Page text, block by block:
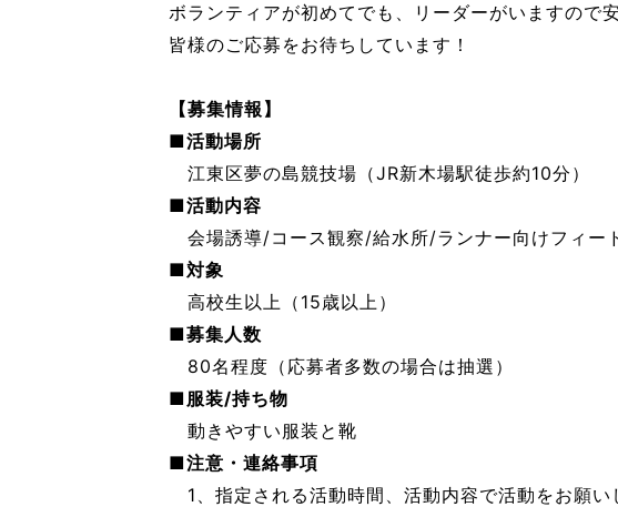
ボランティアが初めてでも、リーダーがいますので
皆様のご応募をお待ちしています！
【募集情報】
■活動場所
江東区夢の島競技場（JR新木場駅徒歩約10分）
■活動内容
会場誘導/コース観察/給水所/ランナー向けフィー
■対象
高校生以上（15歳以上）
■募集人数
80名程度（応募者多数の場合は抽選）
■服装/持ち物
動きやすい服装と靴
■注意・連絡事項
1、指定される活動時間、活動内容で活動をお願い